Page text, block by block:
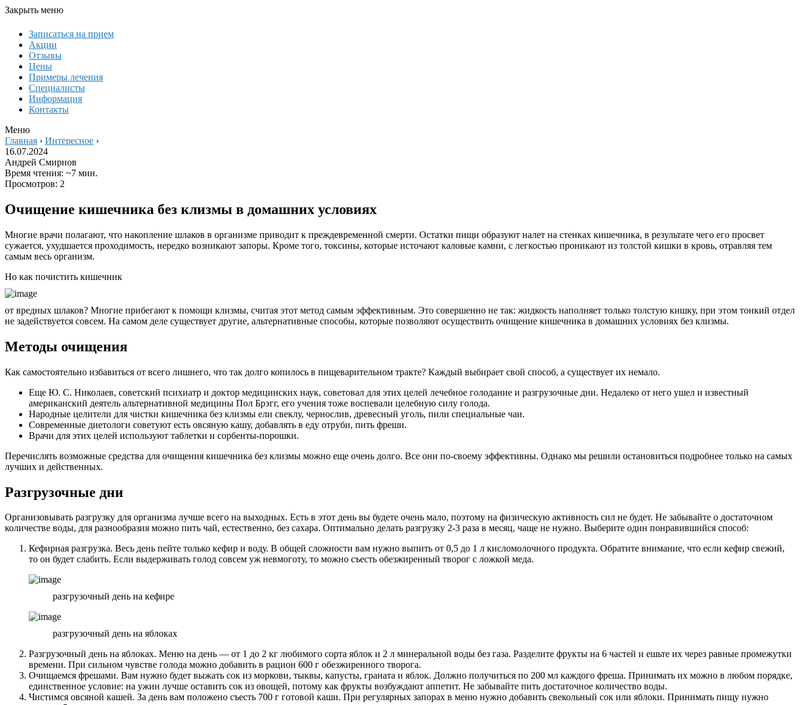
Закрыть меню
Записаться на прием
Акции
Отзывы
Цены
Примеры лечения
Специалисты
Информация
Контакты
Меню
Главная › Интересное ›
16.07.2024
Андрей Смирнов
Время чтения: ~7 мин.
Просмотров: 2
Очищение кишечника без клизмы в домашних условиях
Многие врачи полагают, что накопление шлаков в организме приводит к преждевременной смерти. Остатки пищи образуют налет на стенках кишечника, в результате чего его просвет
сужается, ухудшается проходимость, нередко возникают запоры. Кроме того, токсины, которые источают каловые камни, с легкостью проникают из толстой кишки в кровь, отравляя тем
самым весь организм.
Но как почистить кишечник
от вредных шлаков? Многие прибегают к помощи клизмы, считая этот метод самым эффективным. Это совершенно не так: жидкость наполняет только толстую кишку, при этом тонкий отдел
не задействуется совсем. На самом деле существует другие, альтернативные способы, которые позволяют осуществить очищение кишечника в домашних условиях без клизмы.
Методы очищения
Как самостоятельно избавиться от всего лишнего, что так долго копилось в пищеварительном тракте? Каждый выбирает свой способ, а существует их немало.
Еще Ю. С. Николаев, советский психиатр и доктор медицинских наук, советовал для этих целей лечебное голодание и разгрузочные дни. Недалеко от него ушел и известный
американский деятель альтернативной медицины Пол Брэгг, его учения тоже воспевали целебную силу голода.
Народные целители для чистки кишечника без клизмы ели свеклу, чернослив, древесный уголь, пили специальные чаи.
Современные диетологи советуют есть овсяную кашу, добавлять в еду отруби, пить фреши.
Врачи для этих целей используют таблетки и сорбенты-порошки.
Перечислять возможные средства для очищения кишечника без клизмы можно еще очень долго. Все они по-своему эффективны. Однако мы решили остановиться подробнее только на самых
лучших и действенных.
Разгрузочные дни
Организовывать разгрузку для организма лучше всего на выходных. Есть в этот день вы будете очень мало, поэтому на физическую активность сил не будет. Не забывайте о достаточном
количестве воды, для разнообразия можно пить чай, естественно, без сахара. Оптимально делать разгрузку 2-3 раза в месяц, чаще не нужно. Выберите один понравившийся способ:
Кефирная разгрузка. Весь день пейте только кефир и воду. В общей сложности вам нужно выпить от 0,5 до 1 л кисломолочного продукта. Обратите внимание, что если кефир свежий,
то он будет слабить. Если выдерживать голод совсем уж невмоготу, то можно съесть обезжиренный творог с ложкой меда.
разгрузочный день на кефире
разгрузочный день на яблоках
Разгрузочный день на яблоках. Меню на день — от 1 до 2 кг любимого сорта яблок и 2 л минеральной воды без газа. Разделите фрукты на 6 частей и ешьте их через равные промежутки
времени. При сильном чувстве голода можно добавить в рацион 600 г обезжиренного творога.
Очищаемся фрешами. Вам нужно будет выжать сок из моркови, тыквы, капусты, граната и яблок. Должно получиться по 200 мл каждого фреша. Принимать их можно в любом порядке,
единственное условие: на ужин лучше оставить сок из овощей, потому как фрукты возбуждают аппетит. Не забывайте пить достаточное количество воды.
Чистимся овсяной кашей. За день вам положено съесть 700 г готовой каши. При регулярных запорах в меню нужно добавить свекольный сок или яблоки. Принимать пищу нужно